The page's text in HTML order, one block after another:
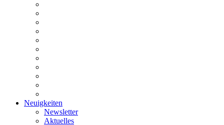
Neuigkeiten
Newsletter
Aktuelles